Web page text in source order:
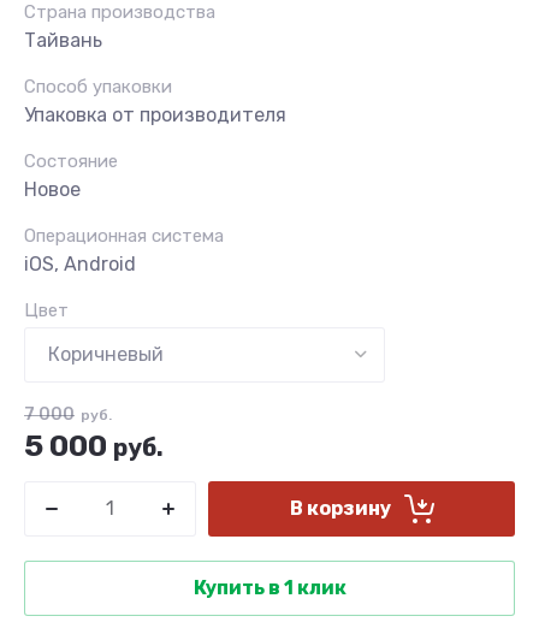
Страна производства
Тайвань
Способ упаковки
Упаковка от производителя
Состояние
Новое
Операционная система
iOS, Android
Цвет
7 000 руб.
5 000 руб.
В корзину
Купить в 1 клик